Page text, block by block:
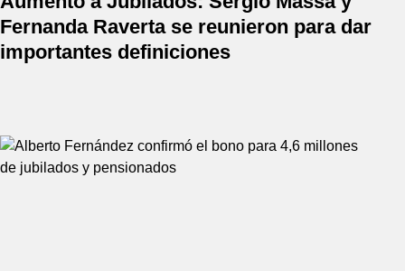
Fernanda Raverta se reunieron para dar
importantes definiciones